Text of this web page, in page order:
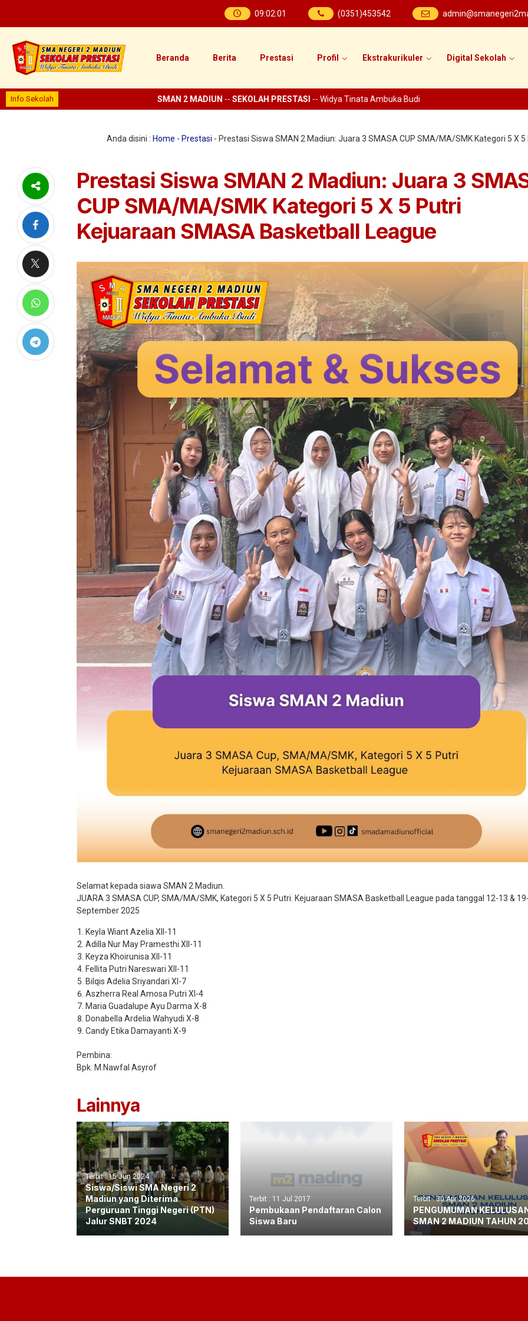
09:02:01 (0351)453542
Beranda Berita Prestasi Profil Ekstrakurikuler Digital Sekolah
Info Sekolah SMAN 2 MADIUN --SEKOLAH PRESTASI-- Widya Tinata Ambuka Budi
Anda disini : Home - Prestasi - Prestasi Siswa SMAN 2 Madiun: Juara 3 SMASA CUP SMA/MA/SMK Kategori 5 X
Prestasi Siswa SMAN 2 Madiun: Juara 3
CUP SMA/MA/SMK Kategori 5 X 5 Putri
Kejuaraan SMASA Basketball League
Selamat kepada siawa SMAN 2 Madiun.
JUARA 3 SMASA CUP, SMA/MA/SMK, Kategori 5 X 5 Putri. Kejuaraan SMASA Basketball League pada tanggal 12-13 &
September 2025
⁠Keyla Wiant Azelia XII-11
⁠Adilla Nur May Pramesthi XII-11
⁠Keyza Khoirunisa XII-11
⁠⁠Fellita Putri Nareswari XII-11
⁠Bilqis Adelia Sriyandari XI-7
⁠Aszherra Real Amosa Putri XI-4
⁠Maria Guadalupe Ayu Darma X-8
⁠Donabella Ardelia Wahyudi X-8
⁠Candy Etika Damayanti X-9
Pembina:
Bpk. M.Nawfal Asyrof
Lainnya
Terbit : 15 Jun 2024
Siswa/Siswi SMA Negeri 2
Madiun yang Diterima
Perguruan Tinggi Negeri (PTN)
Jalur SNBT 2024
Terbit : 11 Jul 2017
Pembukaan Pendaftaran Calon
Siswa Baru
Terbit : 30 Apr 2026
PENGUMUMAN
SMAN 2 MADIUN TAHUN